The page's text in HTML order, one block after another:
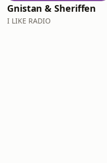
Gnistan & Sheriffen
I LIKE RADIO